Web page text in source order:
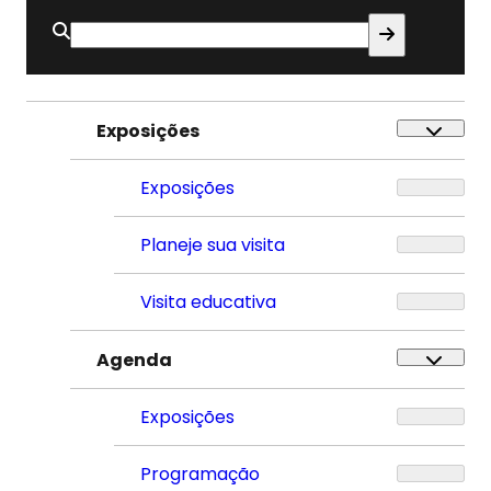
Buscar
por:
Exposições
Exposições
Planeje sua visita
Visita educativa
Agenda
Exposições
Programação